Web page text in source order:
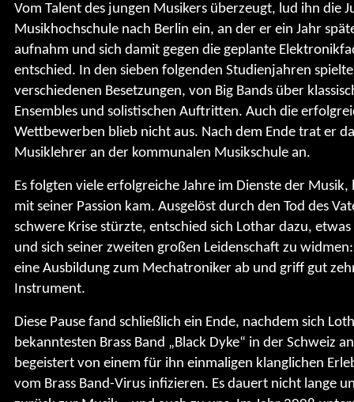
Vom Talent des jungen Musikers überzeugt, lud ihn die
Musikhochschule nach Berlin ein, an der er ein Jahr
aufnahm und sich damit gegen die geplante
entschied. In den sieben folgenden Studienjahren
verschiedenen Besetzungen, von Big Bands über
Ensembles und solistischen Auftritten. Auch die
Wettbewerben blieb nicht aus. Nach dem Ende trat er
Musiklehrer an der kommunalen Musikschule an.
Es folgten viele erfolgreiche Jahre im Dienste der Musik,
mit seiner Passion kam. Ausgelöst durch den Tod des
schwere Krise stürzte, entschied sich Lothar dazu,
und sich seiner zweiten großen Leidenschaft zu widmen:
eine Ausbildung zum Mechatroniker ab und griff gut
Instrument.
Diese Pause fand schließlich ein Ende, nachdem sich
bekanntesten Brass Band „Black Dyke“ in der Schweiz
begeistert von einem für ihn einmaligen klanglichen
vom Brass Band-Virus infizieren. Es dauert nicht lange